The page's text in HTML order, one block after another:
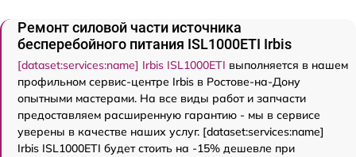
Ремонт силовой части источника
бесперебойного питания ISL1000ETI Irbis
[dataset:services:name] Irbis ISL1000ETI выполняется в нашем
профильном сервис-центре Irbis в Ростове-на-Дону
опытными мастерами. На все виды работ и запчасти
предоставляем расширенную гарантию - мы в сервисе
уверены в качестве наших услуг. [dataset:services:name]
Irbis ISL1000ETI будет стоить на -15% дешевле при